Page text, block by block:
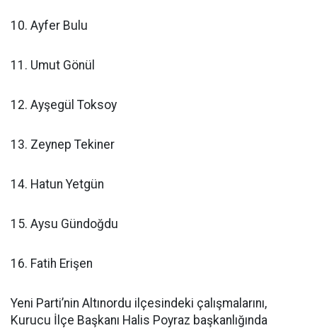
10. Ayfer Bulu
11. Umut Gönül
12. Ayşegül Toksoy
13. Zeynep Tekiner
14. Hatun Yetgün
15. Aysu Gündoğdu
16. Fatih Erişen
Yeni Parti’nin Altınordu ilçesindeki çalışmalarını,
Kurucu İlçe Başkanı Halis Poyraz başkanlığında